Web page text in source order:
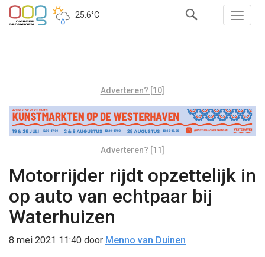
25.6°C
Adverteren? [10]
Adverteren? [11]
Motorrijder rijdt opzettelijk in
op auto van echtpaar bij
Waterhuizen
8 mei 2021 11:40 door Menno van Duinen